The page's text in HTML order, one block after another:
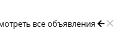
все объявления